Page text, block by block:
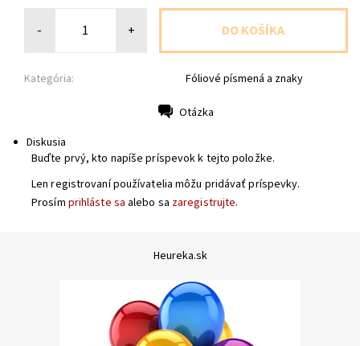
- +
Kategória: Fóliové písmená a znaky
Otázka
Diskusia
Buďte prvý, kto napíše príspevok k tejto položke.
Len registrovaní používatelia môžu pridávať príspevky.
Prosím prihláste sa alebo sa zaregistrujte.
Heureka.sk